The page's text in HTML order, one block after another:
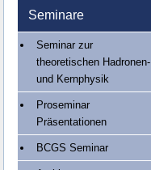
Seminare
Seminar zur
theoretischen Hadronen-
und Kernphysik
Proseminar
Präsentationen
BCGS Seminar